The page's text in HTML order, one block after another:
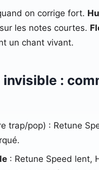
on corrige fort.
les notes courtes.
un chant vivant.
:
trap/pop) : Retune
: Retune Speed lent,